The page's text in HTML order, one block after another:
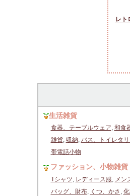
レト
生活雑貨
食器、テーブルウェア, 和食
雑貨, 収納, バス、トイレタ
帯電話小物
ファッション、小物雑貨
Tシャツ, レディース服, メン
バッグ、財布, くつ、かさ ,